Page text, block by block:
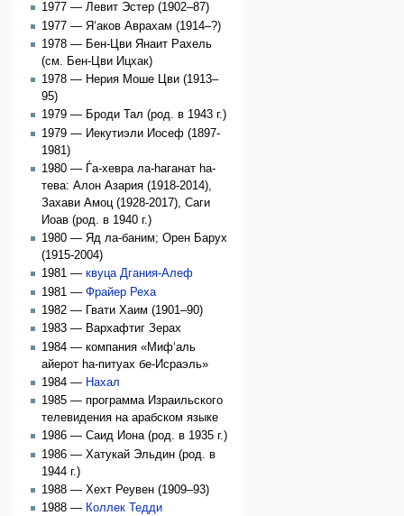
1977 — Левит Эстер (1902–87)
1977 — Я‘аков Аврахам (1914–?)
1978 — Бен-Цви Янаит Рахель
(см. Бен-Цви Ицхак)
1978 — Нерия Моше Цви (1913–
95)
1979 — Броди Тал (род. в 1943 г.)
1979 — Иекутиэли Иосеф (1897-
1981)
1980 — Ѓа-хевра ла-hаганат hа-
тева: Алон Азария (1918-2014),
Захави Амоц (1928-2017), Саги
Иоав (род. в 1940 г.)
1980 — Яд ла-баним; Орен Барух
(1915-2004)
1981 — квуца Дгания-Алеф
1981 — Фрайер Реха
1982 — Гвати Хаим (1901–90)
1983 — Вархафтиг Зерах
1984 — компания «Миф‘аль
айерот hа-питуах бе-Исраэль»
1984 — Нахал
1985 — программа Израильского
телевидения на арабском языке
1986 — Саид Иона (род. в 1935 г.)
1986 — Хатукай Эльдин (род. в
1944 г.)
1988 — Хехт Реувен (1909–93)
1988 — Коллек Тедди